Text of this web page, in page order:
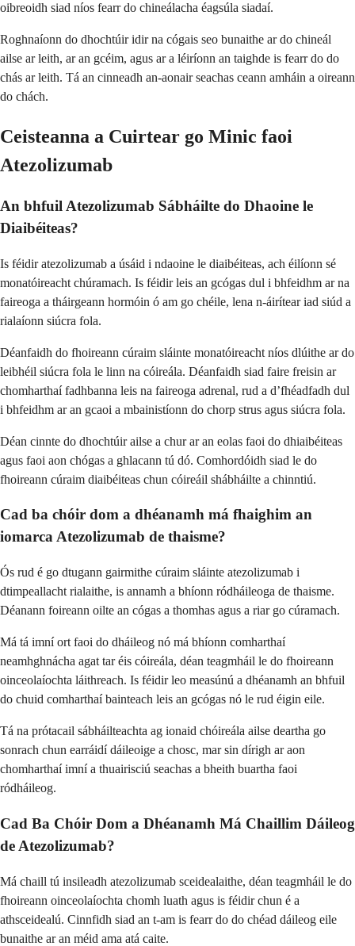
oibreoidh siad níos fearr do chineálacha éagsúla siadaí.
Roghnaíonn do dhochtúir idir na cógais seo bunaithe ar do chineál
ailse ar leith, ar an gcéim, agus ar a léiríonn an taighde is fearr do do
chás ar leith. Tá an cinneadh an-aonair seachas ceann amháin a oireann
do chách.
Ceisteanna a Cuirtear go Minic faoi
Atezolizumab
An bhfuil Atezolizumab Sábháilte do Dhaoine le
Diaibéiteas?
Is féidir atezolizumab a úsáid i ndaoine le diaibéiteas, ach éilíonn sé
monatóireacht chúramach. Is féidir leis an gcógas dul i bhfeidhm ar na
faireoga a tháirgeann hormóin ó am go chéile, lena n-áirítear iad siúd a
rialaíonn siúcra fola.
Déanfaidh do fhoireann cúraim sláinte monatóireacht níos dlúithe ar do
leibhéil siúcra fola le linn na cóireála. Déanfaidh siad faire freisin ar
chomharthaí fadhbanna leis na faireoga adrenal, rud a d’fhéadfadh dul
i bhfeidhm ar an gcaoi a mbainistíonn do chorp strus agus siúcra fola.
Déan cinnte do dhochtúir ailse a chur ar an eolas faoi do dhiaibéiteas
agus faoi aon chógas a ghlacann tú dó. Comhordóidh siad le do
fhoireann cúraim diaibéiteas chun cóireáil shábháilte a chinntiú.
Cad ba chóir dom a dhéanamh má fhaighim an
iomarca Atezolizumab de thaisme?
Ós rud é go dtugann gairmithe cúraim sláinte atezolizumab i
dtimpeallacht rialaithe, is annamh a bhíonn ródháileoga de thaisme.
Déanann foireann oilte an cógas a thomhas agus a riar go cúramach.
Má tá imní ort faoi do dháileog nó má bhíonn comharthaí
neamhghnácha agat tar éis cóireála, déan teagmháil le do fhoireann
oinceolaíochta láithreach. Is féidir leo measúnú a dhéanamh an bhfuil
do chuid comharthaí bainteach leis an gcógas nó le rud éigin eile.
Tá na prótacail sábháilteachta ag ionaid chóireála ailse deartha go
sonrach chun earráidí dáileoige a chosc, mar sin dírigh ar aon
chomharthaí imní a thuairisciú seachas a bheith buartha faoi
ródháileog.
Cad Ba Chóir Dom a Dhéanamh Má Chaillim Dáileog
de Atezolizumab?
Má chaill tú insileadh atezolizumab sceidealaithe, déan teagmháil le do
fhoireann oinceolaíochta chomh luath agus is féidir chun é a
athsceidealú. Cinnfidh siad an t-am is fearr do do chéad dáileog eile
bunaithe ar an méid ama atá caite.